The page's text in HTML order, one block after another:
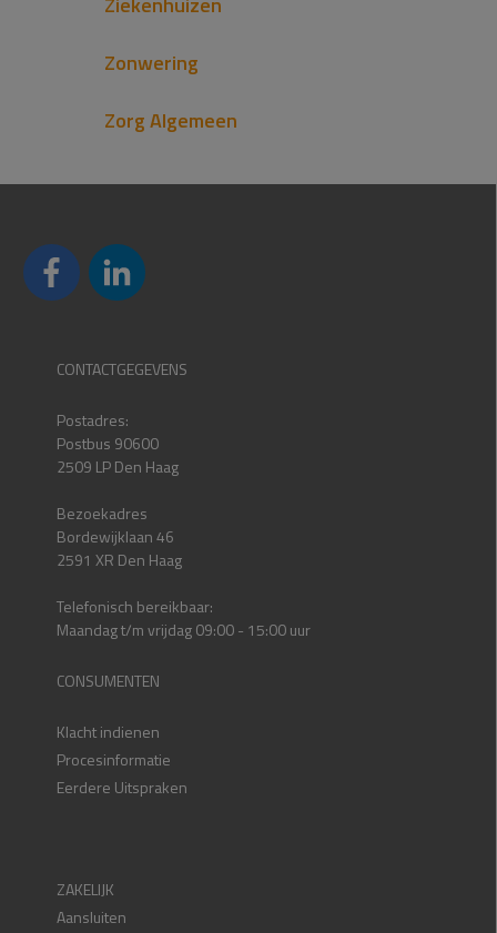
Zonwering
Zorg Algemeen
CONTACTGEGEVENS
Postadres:
Postbus 90600
2509 LP Den Haag
Bezoekadres
Bordewijklaan 46
2591 XR Den Haag
Telefonisch bereikbaar:
Maandag t/m vrijdag 09:00 - 15:00 uur
CONSUMENTEN
Klacht indienen
Procesinformatie
Eerdere Uitspraken
ZAKELIJK
Aansluiten